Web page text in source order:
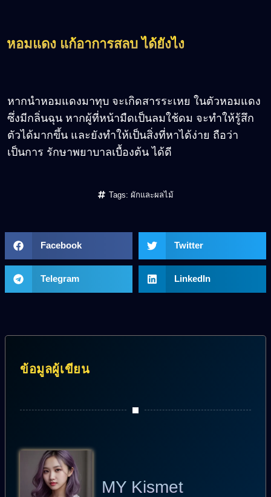
หอมแดง แก้อาการสลบ ได้ยังไง
หากนำหอมแดงมาทุบ จะเกิดสารระเหย ในตัวหอมแดง
ซึ่งมีกลิ่นฉุน หากผู้ที่หน้ามืดเป็นลมใช้ดม จะทำให้รู้สึก
ตัวได้มากขึ้น และยังทำให้เป็นสิ่งที่หาได้ง่าย ถือว่า
เป็นการ รักษาพยาบาลเบื้องต้น ได้ดี
Tags: ผักและผลไม้
Facebook Twitter
Telegram LinkedIn
ข้อมูลผู้เขียน
MY Kismet